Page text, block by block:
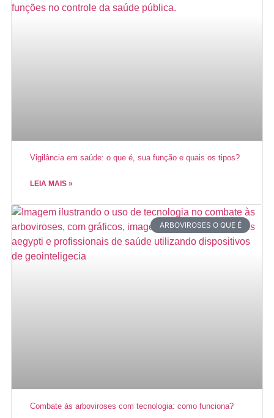
Vigilância em saúde: o que é, sua função e quais os tipos?
LEIA MAIS »
ARBOVIROSES O QUE É
Combate às arboviroses com tecnologia: como funciona?